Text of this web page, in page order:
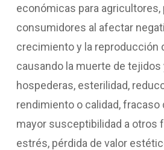
económicas para
consumidores al afectar
crecimiento y la reproducción
causando la muerte de tejidos
hospederas, esterilidad,
rendimiento o calidad, fracaso
mayor susceptibilidad a otros
estrés, pérdida de valor